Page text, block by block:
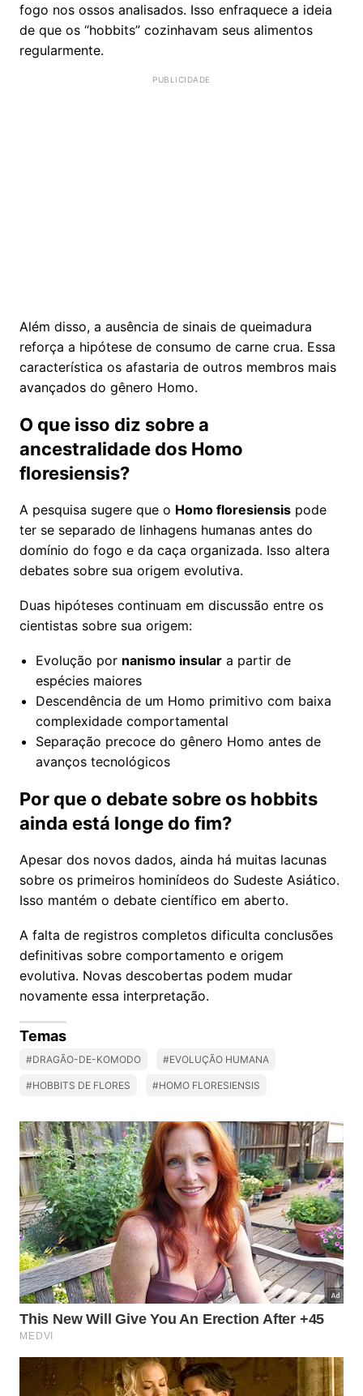
fogo nos ossos analisados. Isso enfraquece a ideia
de que os “hobbits” cozinhavam seus alimentos
regularmente.
Além disso, a ausência de sinais de queimadura
reforça a hipótese de consumo de carne crua. Essa
característica os afastaria de outros membros mais
avançados do gênero Homo.
O que isso diz sobre a
ancestralidade dos Homo
floresiensis?
A pesquisa sugere que o Homo floresiensis pode
ter se separado de linhagens humanas antes do
domínio do fogo e da caça organizada. Isso altera
debates sobre sua origem evolutiva.
Duas hipóteses continuam em discussão entre os
cientistas sobre sua origem:
Evolução por nanismo insular a partir de
espécies maiores
Descendência de um Homo primitivo com baixa
complexidade comportamental
Separação precoce do gênero Homo antes de
avanços tecnológicos
Por que o debate sobre os hobbits
ainda está longe do fim?
Apesar dos novos dados, ainda há muitas lacunas
sobre os primeiros hominídeos do Sudeste Asiático.
Isso mantém o debate científico em aberto.
A falta de registros completos dificulta conclusões
definitivas sobre comportamento e origem
evolutiva. Novas descobertas podem mudar
novamente essa interpretação.
Temas
#DRAGÃO-DE-KOMODO #EVOLUÇÃO HUMANA
#HOBBITS DE FLORES #HOMO FLORESIENSIS